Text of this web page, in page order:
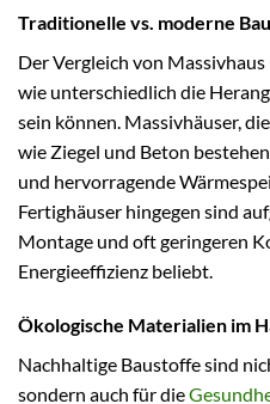
Traditionelle vs. moderne
Der Vergleich von
wie unterschiedlich die
sein können. Massivhäuser,
wie Ziegel und Beton
und hervorragende
Fertighäuser hingegen sind
Montage und oft geringeren
Energieeffizienz beliebt.
Ökologische Materialien im
Nachhaltige Baustoffe sind
sondern auch für die